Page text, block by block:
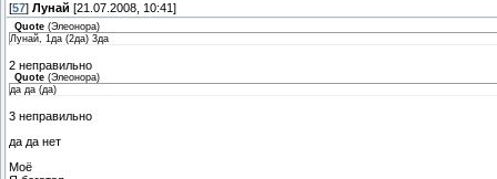
[57] Лунай [21.07.2008, 10:41]
Quote (Элеонора)
Лунай, 1да (2да) 3да
2 неправильно
Quote (Элеонора)
да да (да)
3 неправильно
да да нет
Моё